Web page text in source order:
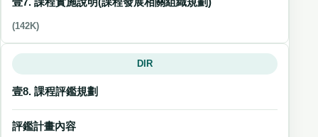
(142K)
DIR
壹8. 課程評鑑規劃
評鑑計畫內容